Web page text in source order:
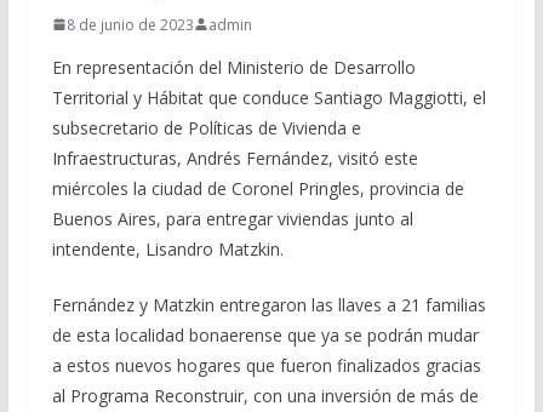
8 de junio de 2023 admin
En representación del Ministerio de Desarrollo
Territorial y Hábitat que conduce Santiago Maggiotti, el
subsecretario de Políticas de Vivienda e
Infraestructuras, Andrés Fernández, visitó este
miércoles la ciudad de Coronel Pringles, provincia de
Buenos Aires, para entregar viviendas junto al
intendente, Lisandro Matzkin.
Fernández y Matzkin entregaron las llaves a 21 familias
de esta localidad bonaerense que ya se podrán mudar
a estos nuevos hogares que fueron finalizados gracias
al Programa Reconstruir, con una inversión de más de